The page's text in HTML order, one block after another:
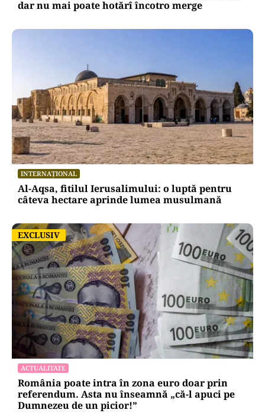
dar nu mai poate hotărî încotro merge
INTERNAȚIONAL
Al-Aqsa, fitilul Ierusalimului: o luptă pentru
câteva hectare aprinde lumea musulmană
EXCLUSIV
EXCLUSIV
ACTUALITATE
România poate intra în zona euro doar prin
referendum. Asta nu înseamnă „că-l apuci pe
Dumnezeu de un picior!”